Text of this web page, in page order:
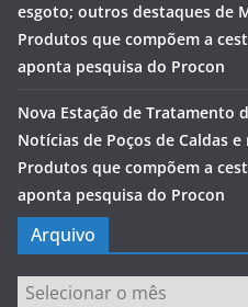
esgoto; outros destaques de
Produtos que compõem a
aponta pesquisa do Procon
Nova Estação de Tratamento
Notícias de Poços de Caldas
Produtos que compõem a
aponta pesquisa do Procon
Arquivo
Arquivo